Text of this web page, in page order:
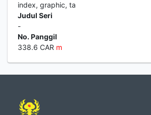
index, graphic, ta
Judul Seri
-
No. Panggil
338.6 CAR m